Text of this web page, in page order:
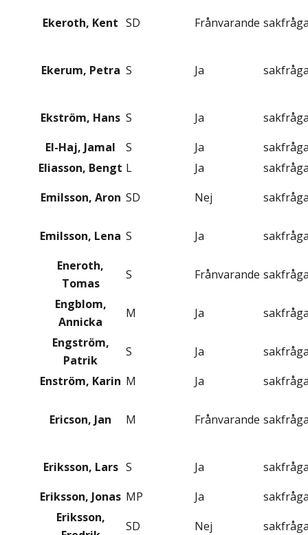
Ekeroth, Kent SD Frånvarande
Ekerum, Petra S Ja
Ekström, Hans S Ja
El-Haj, Jamal
S Ja
Eliasson, Bengt L Ja
Emilsson, Aron SD Nej
Emilsson, Lena S Ja
Eneroth,
Tomas
S Frånvarande
Engblom,
Annicka
M Ja
Engström,
Patrik
S Ja
Enström, Karin M Ja
Ericson, Jan M Frånvarande
Eriksson, Lars S Ja
Eriksson, Jonas MP Ja
Eriksson,
SD Nej